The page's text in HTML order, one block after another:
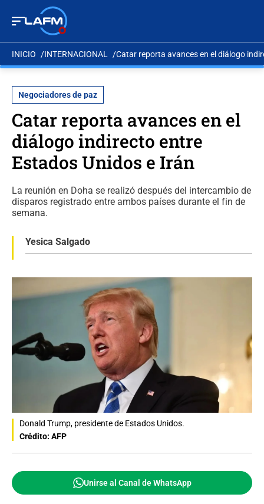
INICIO INTERNACIONAL Catar reporta avances en el diálogo
Negociadores de paz
Catar reporta avances en el
diálogo indirecto entre
Estados Unidos e Irán
La reunión en Doha se realizó después del intercambio de
disparos registrado entre ambos países durante el fin de
semana.
Yesica Salgado
Donald Trump, presidente de Estados Unidos.
Crédito: AFP
Unirse al Canal de WhatsApp